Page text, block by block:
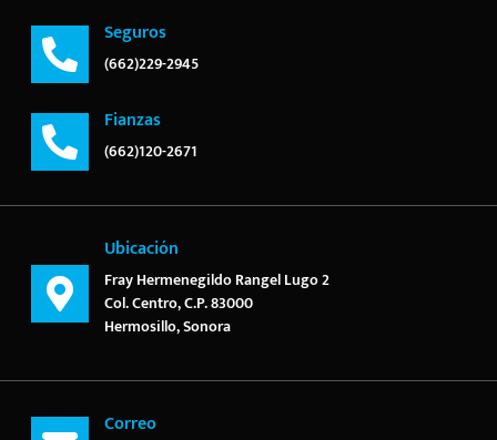
Seguros
(662)229-2945
Fianzas
(662)120-2671
Ubicación
Fray Hermenegildo Rangel Lugo 2
Col. Centro, C.P. 83000
Hermosillo, Sonora
Correo